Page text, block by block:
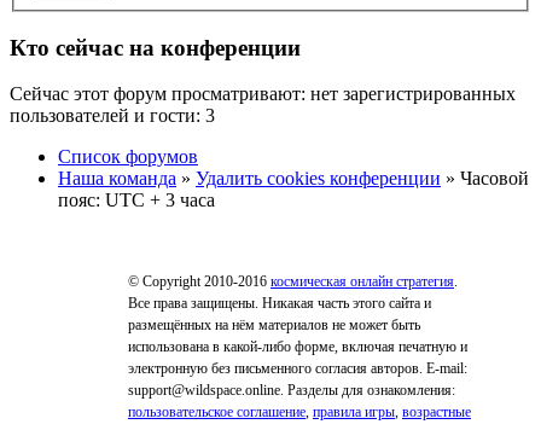
Кто сейчас на конференции
Сейчас этот форум просматривают: нет зарегистрированных
пользователей и гости: 3
Список форумов
Наша команда » Удалить cookies конференции » Часовой
пояс: UTC + 3 часа
© Copyright 2010-2016 космическая онлайн стратегия.
Все права защищены. Никакая часть этого сайта и
размещённых на нём материалов не может быть
использована в какой-либо форме, включая печатную и
электронную без письменного согласия авторов. E-mail:
support@wildspace.online. Разделы для ознакомления:
пользовательское соглашение, правила игры, возрастные